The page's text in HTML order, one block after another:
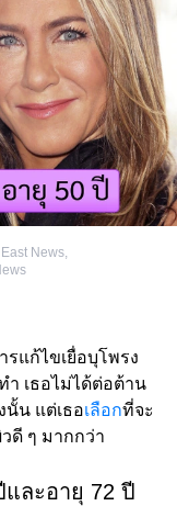
News,
รแก้ไขเยื่อบุโพรง
ำ เธอไม่ได้ต่อต้าน
น แต่เธอเลือกที่จะ
ดี ๆ มากกว่า
ละอายุ 72 ปี